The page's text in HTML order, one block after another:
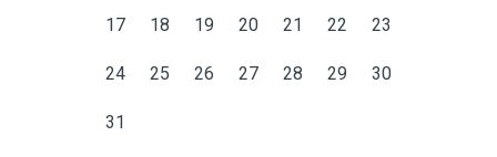
17 18 19 20 21 22 23
24 25 26 27 28 29 30
31